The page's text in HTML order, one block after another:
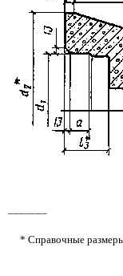
* Справочные